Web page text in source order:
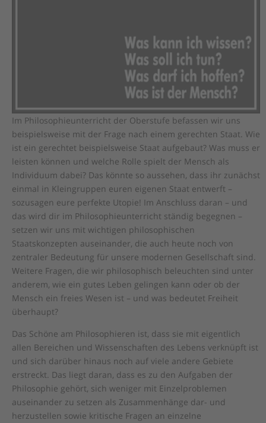
Im Philosophieunterricht der Oberstufe befassen wir uns
beispielsweise mit der Frage nach einem gerechten Staat. Wie
ist ein gerechtet beispielsweise Staat aufgebaut? Was muss er
leisten können und welche Rolle spielt der Mensch als
Individuum dabei? Das könnte so aussehen, dass ihr zunächst
einmal in Kleingruppen euren eigenen Staat entwerft –
sozusagen eure perfekte Utopie! Im Anschluss daran – und
das wird dir im Philosophieunterricht ständig begegnen –
setzen wir uns mit wichtigen philosophischen
Staatskonzepten auseinander, die auch heute noch von
zentraler Bedeutung für unsere modernen Gesellschaft sind.
Weitere Fragen, die wir philosophisch beleuchten sind unter
anderem, wie ein gutes Leben gelingen kann oder ob der
Mensch ein freies Wesen ist – und was bedeutet Freiheit
überhaupt?
Das Schöne am Philosophieren ist, dass sie mit eigentlich
allen Bereichen und Wissenschaften des Lebens verknüpft ist
und sich darüber hinaus noch auf viele andere Gebiete
erstreckt. Das liegt daran, dass es zu den Aufgaben der
Philosophie gehört, sich weniger mit Einzelproblemen
auseinander zu setzen als Zusammenhänge dar- und
herzustellen sowie kritische Fragen an einzelne